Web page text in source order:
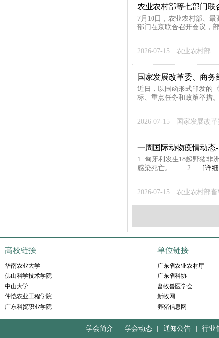
农业农村部等七部门联
7月10日，农业农村部、
部门在京联合召开会议，
2026-07-15 农业农村部
国家发展改革委、商务
近日，以国函形式印发的
标、重点任务和政策举措
2026-07-15 国家发展改革
一周国际动物疫情动态-
1. 匈牙利发生18起野猪
感染死亡。 2. ... [详
2026-07-15 农业农村部
高校链接
华南农业大学
佛山科学技术学院
中山大学
仲恺农业工程学院
广东科贸职业学院
单位链接
广东省农业农村厅
广东省科协
畜牧兽医学会
新牧网
养猪信息网
学会简介 学会动态 通知公告 行业